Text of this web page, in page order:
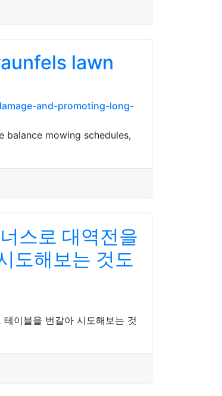
lawn
and-promoting-long-
balance mowing schedules,
스로 대역전을
도해보는 것도
이블을 번갈아 시도해보는 것